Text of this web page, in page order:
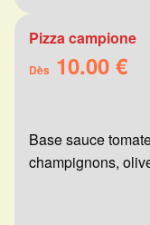
Pizza campione
Dès 10.00 €
Base sauce
champignons,